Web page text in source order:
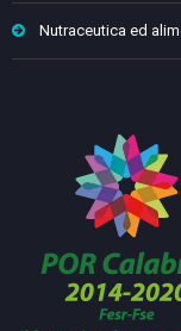
Nutraceutica ed